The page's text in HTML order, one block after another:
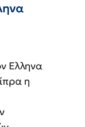
Ελληνα
η